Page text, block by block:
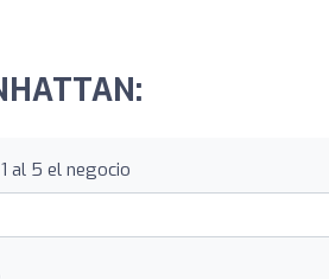
al 5 el negocio